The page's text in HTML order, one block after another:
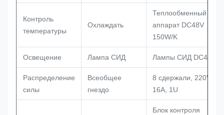
Контроль
температуры
Охлаждать
Теплообменный
аппарат DC48V
150W/K
Освещение Лампа СИД Лампы СИД DC48V
Распределение
силы
Всеобщее
гнездо
8 сдержали, 220V
16A, 1U
Блок контроля